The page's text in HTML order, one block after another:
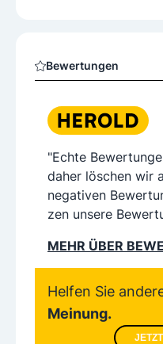
Bewertungen
"Echte
daher löschen wir
negativen
zen unsere
MEHR ÜBER
Helfen Sie
Meinung.